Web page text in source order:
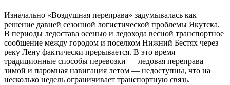
Изначально «Воздушная переправа» задумывалась как
решение давней сезонной логистической проблемы Якутска.
В периоды ледостава осенью и ледохода весной транспортное
сообщение между городом и поселком Нижний Бестях через
реку Лену фактически прерывается. В это время
традиционные способы перевозки — ледовая переправа
зимой и паромная навигация летом — недоступны, что на
несколько недель ограничивает транспортную связь.